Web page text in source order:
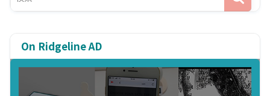
On Ridgeline AD